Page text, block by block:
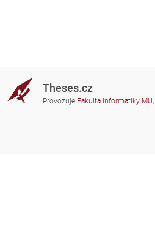
Theses.cz
Provozuje Fakulta informatiky MU,